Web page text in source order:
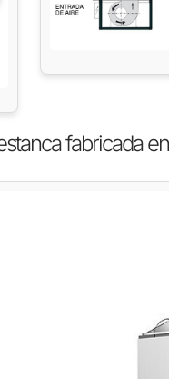
fabricada